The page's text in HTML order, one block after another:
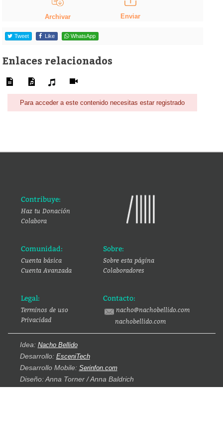
Archivar Enviar
Tweet Like WhatsApp
Enlaces relacionados
Para acceder a este contenido necesitas estar registrado
Contribuye:
Haz tu Donación
Colabora
Comunidad:
Cuenta básica
Cuenta Avanzada
Sobre:
Sobre esta página
Colaboradores
Legal:
Terminos de uso
Privacidad
Contacto:
nacho@nachobellido.com
nachobellido.com
Idea: Nacho Bellido
Desarrollo: EsceniTech
Desarrollo Mobile: Serinfon.com
Diseño: Anna Torner / Anna Baldrich